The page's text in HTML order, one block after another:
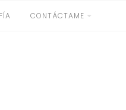
CONTÁCTAME